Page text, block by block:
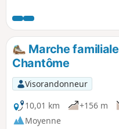
Marche
Chantôme
Visorandonneur
10,01 km
+156 m
Moyenne